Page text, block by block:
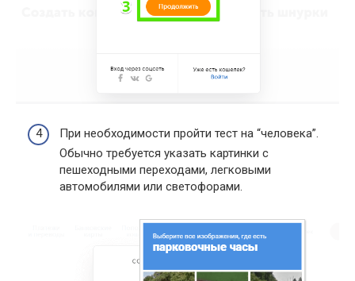
При необходимости пройти тест на “человека”.
Обычно требуется указать картинки с
пешеходными переходами, легковыми
автомобилями или светофорами.